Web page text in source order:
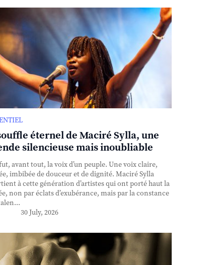
éternel de Maciré Sylla, une
silencieuse mais inoubliable
avant tout, la voix d’un peuple. Une voix claire,
imbibée de douceur et de dignité. Maciré Sylla
à cette génération d’artistes qui ont porté haut la
non par éclats d’exubérance, mais par la constance
30 July, 2026